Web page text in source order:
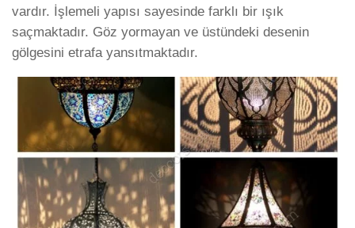
vardır. İşlemeli yapısı sayesinde farklı bir ışık
saçmaktadır. Göz yormayan ve üstündeki desenin
gölgesini etrafa yansıtmaktadır.